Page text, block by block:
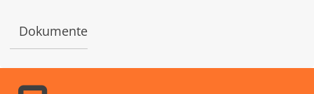
t
v
Dokumente